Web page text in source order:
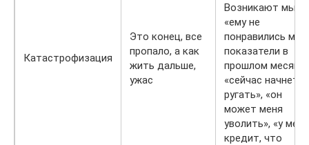
Катастрофизация
Это конец, все
пропало, а как
жить дальше,
ужас
Возникают
«ему не
понравились мои
показатели в
прошлом
«сейчас начнет
ругать», «он
может меня
уволить», «у меня
кредит, что